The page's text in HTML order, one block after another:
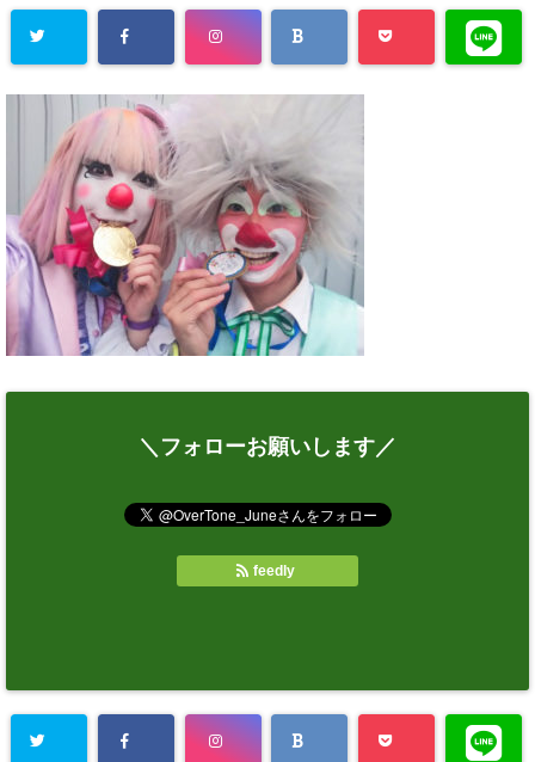
＼フォローお願いします／
feedly